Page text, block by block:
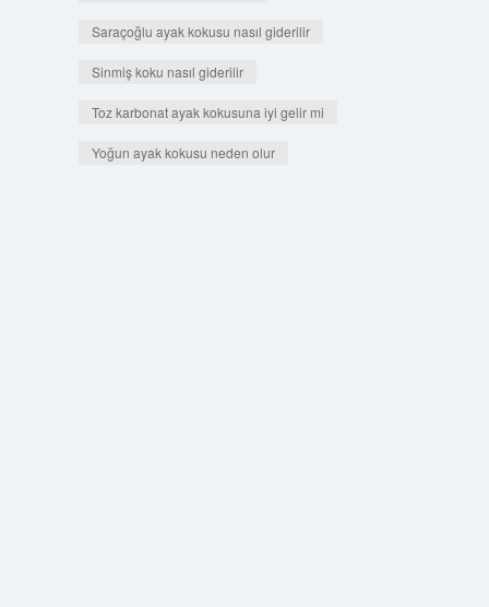
Saraçoğlu ayak kokusu nasıl giderilir
Sinmiş koku nasıl giderilir
Toz karbonat ayak kokusuna iyi gelir mi
Yoğun ayak kokusu neden olur